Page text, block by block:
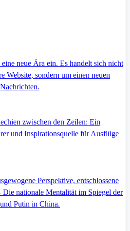
neue Ära ein. Es handelt sich nicht
Website, sondern um einen neuen
zwischen den Zeilen: Ein
und Inspirationsquelle für Ausflüge
Perspektive, entschlossene
Die nationale Mentalität im Spiegel der
Putin in China.